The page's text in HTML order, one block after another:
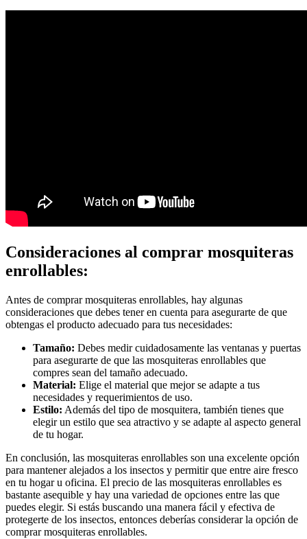
Consideraciones al comprar mosquiteras
enrollables:
Antes de comprar mosquiteras enrollables, hay algunas
consideraciones que debes tener en cuenta para asegurarte de que
obtengas el producto adecuado para tus necesidades:
Tamaño: Debes medir cuidadosamente las ventanas y puertas
para asegurarte de que las mosquiteras enrollables que
compres sean del tamaño adecuado.
Material: Elige el material que mejor se adapte a tus
necesidades y requerimientos de uso.
Estilo: Además del tipo de mosquitera, también tienes que
elegir un estilo que sea atractivo y se adapte al aspecto general
de tu hogar.
En conclusión, las mosquiteras enrollables son una excelente opción
para mantener alejados a los insectos y permitir que entre aire fresco
en tu hogar u oficina. El precio de las mosquiteras enrollables es
bastante asequible y hay una variedad de opciones entre las que
puedes elegir. Si estás buscando una manera fácil y efectiva de
protegerte de los insectos, entonces deberías considerar la opción de
comprar mosquiteras enrollables.